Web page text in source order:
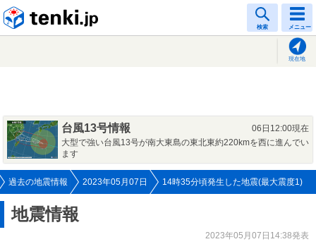
検索 メニュー
現在地
台風13号情報
06日12:00現在
大型で強い台風13号が南大東島の東北東約220kmを西に進んでい
ます
過去の地震情報 2023年05月07日 14時35分頃発生した地震(最大震度1)
地震情報
2023年05月07日14:38発表